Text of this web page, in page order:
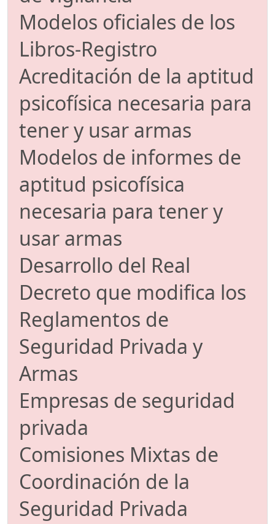
Modelos oficiales de los
Libros-Registro
Acreditación de la aptitud
psicofísica necesaria para
tener y usar armas
Modelos de informes de
aptitud psicofísica
necesaria para tener y
usar armas
Desarrollo del Real
Decreto que modifica los
Reglamentos de
Seguridad Privada y
Armas
Empresas de seguridad
privada
Comisiones Mixtas de
Coordinación de la
Seguridad Privada